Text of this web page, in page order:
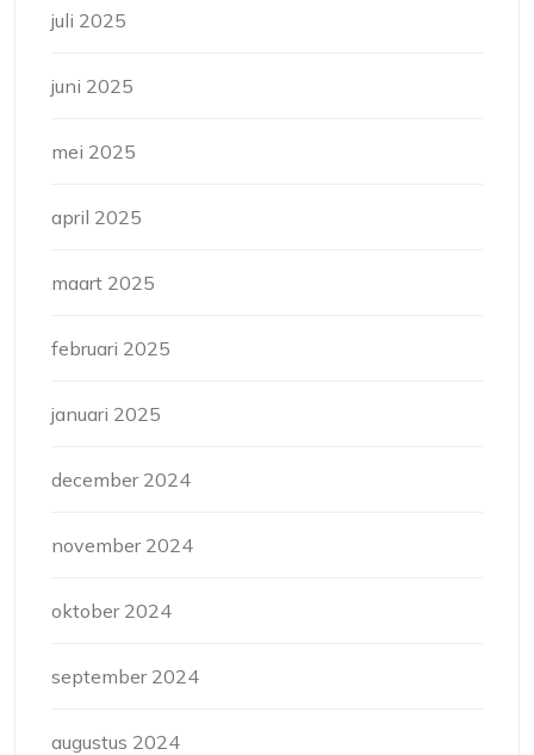
juli 2025
juni 2025
mei 2025
april 2025
maart 2025
februari 2025
januari 2025
december 2024
november 2024
oktober 2024
september 2024
augustus 2024